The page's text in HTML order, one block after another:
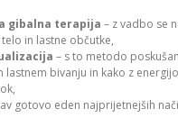
gibalna terapija – z vadbo se
in lastne občutke,
– s to metodo
lastnem bivanju in kako z
gotovo eden najprijetnejših